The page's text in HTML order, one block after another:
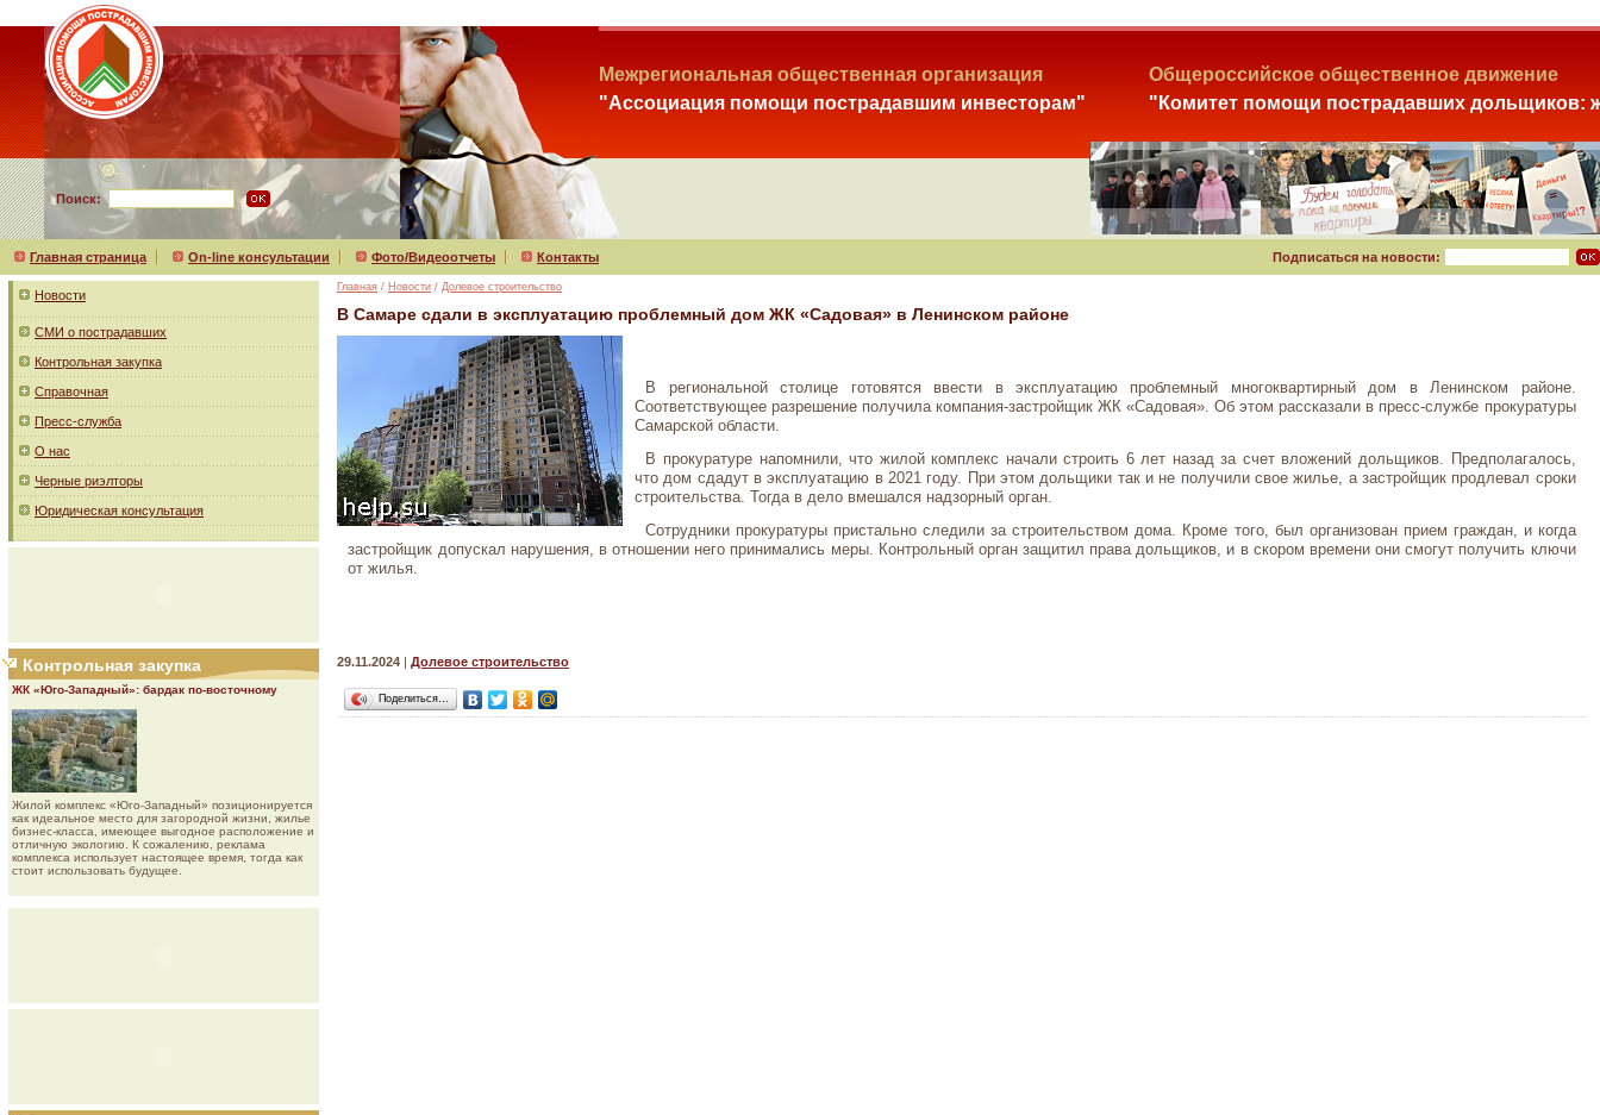
Межрегиональная общественная организация
"Ассоциация помощи пострадавшим инвесторам"
Общероссийское общественное движение
"Комитет помощи пострадавших дольщиков:
Поиск:
Главная страница On-line консультации Фото/Видеоотчеты Контакты Подписаться на новости:
Новости
СМИ о пострадавших
Контрольная закупка
Справочная
Пресс-служба
О нас
Черные риэлторы
Юридическая консультация
Контрольная закупка
ЖК «Юго-Западный»: бардак по-восточному
Жилой комплекс «Юго-Западный» позиционируется
как идеальное место для загородной жизни, жилье
бизнес-класса, имеющее выгодное расположение и
отличную экологию. К сожалению, реклама
комплекса использует настоящее время, тогда как
стоит использовать будущее.
Главная / Новости / Долевое строительство
В Самаре сдали в эксплуатацию проблемный дом ЖК «Садовая» в Ленинском районе
В региональной столице готовятся ввести в эксплуатацию проблемный многоквартирный дом в Ленинском районе.
Соответствующее разрешение получила компания-застройщик ЖК «Садовая». Об этом рассказали в пресс-службе прокуратуры
Самарской области.
В прокуратуре напомнили, что жилой комплекс начали строить 6 лет назад за счет вложений дольщиков. Предполагалось,
что дом сдадут в эксплуатацию в 2021 году. При этом дольщики так и не получили свое жилье, а застройщик продлевал сроки
строительства. Тогда в дело вмешался надзорный орган.
Сотрудники прокуратуры пристально следили за строительством дома. Кроме того, был организован прием граждан, и когда
застройщик допускал нарушения, в отношении него принимались меры. Контрольный орган защитил права дольщиков, и в скором времени они смогут получить ключи
от жилья.
29.11.2024 | Долевое строительство
Поделиться…